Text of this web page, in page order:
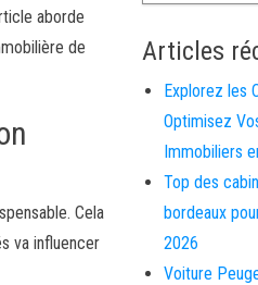
aborde
de
Cela
va influencer
Articles
Explorez les
Optimisez
Immobiliers
Top des
bordeaux
2026
Voiture